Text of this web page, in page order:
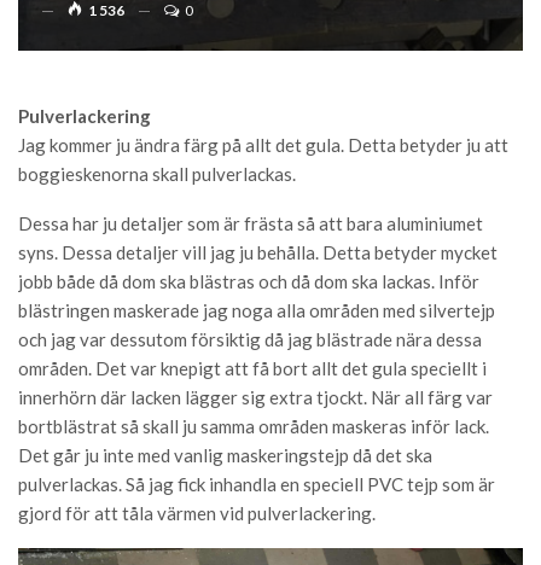
1 536
0
Pulverlackering
Jag kommer ju ändra färg på allt det gula. Detta betyder ju att
boggieskenorna skall pulverlackas.
Dessa har ju detaljer som är frästa så att bara aluminiumet
syns. Dessa detaljer vill jag ju behålla. Detta betyder mycket
jobb både då dom ska blästras och då dom ska lackas. Inför
blästringen maskerade jag noga alla områden med silvertejp
och jag var dessutom försiktig då jag blästrade nära dessa
områden. Det var knepigt att få bort allt det gula speciellt i
innerhörn där lacken lägger sig extra tjockt. När all färg var
bortblästrat så skall ju samma områden maskeras inför lack.
Det går ju inte med vanlig maskeringstejp då det ska
pulverlackas. Så jag fick inhandla en speciell PVC tejp som är
gjord för att tåla värmen vid pulverlackering.